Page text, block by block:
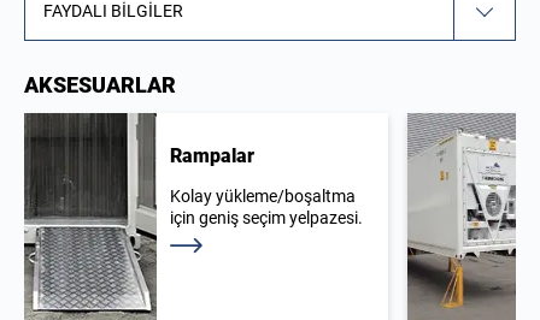
FAYDALI BILGILER
AKSESUARLAR
Rampalar
Kolay yükleme/boşaltma
için geniş seçim yelpazesi.
Daha fazla bilgi